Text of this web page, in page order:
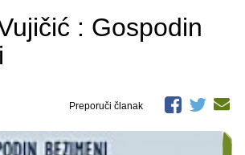
: Gospodin
Preporuči članak